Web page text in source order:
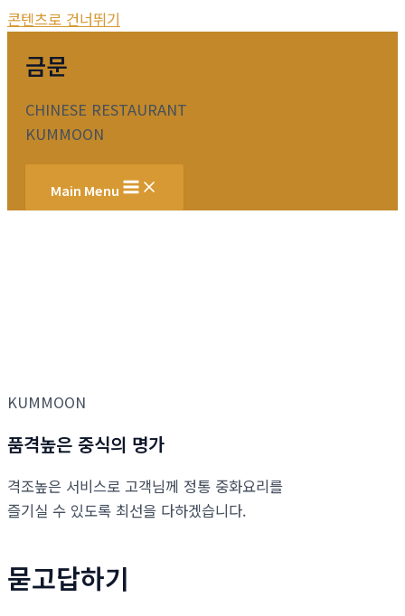
콘텐츠로 건너뛰기
금문
CHINESE RESTAURANT
KUMMOON
Main Menu
KUMMOON
품격높은 중식의 명가
격조높은 서비스로 고객님께 정통 중화요리를
즐기실 수 있도록 최선을 다하겠습니다.
묻고답하기